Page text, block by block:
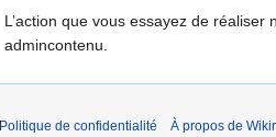
ààL’action que vous essayez de réaliser
admincontenu.
Politique de confidentialité À propos de